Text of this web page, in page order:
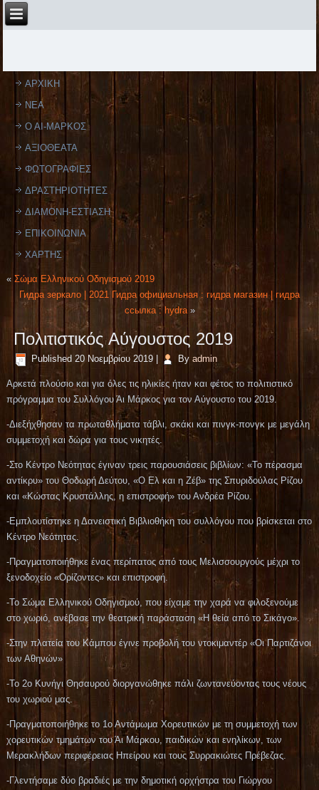
ΑΡΧΙΚΗ
ΝΕΑ
Ο ΑΙ-ΜΑΡΚΟΣ
ΑΞΙΟΘΕΑΤΑ
ΦΩΤΟΓΡΑΦΙΕΣ
ΔΡΑΣΤΗΡΙΟΤΗΤΕΣ
ΔΙΑΜΟΝΗ-ΕΣΤΙΑΣΗ
ΕΠΙΚΟΙΝΩΝΙΑ
ΧΑΡΤΗΣ
«Σώμα Ελληνικού Οδηγισμού 2019
Гидра зеркало | 2021 Гидра официальная : гидра магазин | гидра
ссылка : hydra»
Πολιτιστικός Αύγουστος 2019
Published 20 Νοεμβρίου 2019 By admin
Αρκετά πλούσιο και για όλες τις ηλικίες ήταν και φέτος το πολιτιστικό
πρόγραμμα του Συλλόγου Άι Μάρκος για τον Αύγουστο του 2019.
-Διεξήχθησαν τα πρωταθλήματα τάβλι, σκάκι και πινγκ-πονγκ με μεγάλη
συμμετοχή και δώρα για τους νικητές.
-Στο Κέντρο Νεότητας έγιναν τρεις παρουσιάσεις βιβλίων: «Το πέρασμα
αντίκρυ» του Θοδωρή Δεύτου, «Ο Ελ και η Ζέβ» της Σπυριδούλας Ρίζου
και «Κώστας Κρυστάλλης, η επιστροφή» του Ανδρέα Ρίζου.
-Εμπλουτίστηκε η Δανειστική Βιβλιοθήκη του συλλόγου που βρίσκεται στο
Κέντρο Νεότητας.
-Πραγματοποιήθηκε ένας περίπατος από τους Μελισσουργούς μέχρι το
ξενοδοχείο «Ορίζοντες» και επιστροφή.
-Το Σώμα Ελληνικού Οδηγισμού, που είχαμε την χαρά να φιλοξενούμε
στο χωριό, ανέβασε την θεατρική παράσταση «Η θεία από το Σικάγο».
-Στην πλατεία του Κάμπου έγινε προβολή του ντοκιμαντέρ «Οι Παρτιζάνοι
των Αθηνών»
-Το 2ο Κυνήγι Θησαυρού διοργανώθηκε πάλι ζωντανεύοντας τους νέους
του χωριού μας.
-Πραγματοποιήθηκε το 1ο Αντάμωμα Χορευτικών με τη συμμετοχή των
χορευτικών τμημάτων του Άι Μάρκου, παιδικών και ενηλίκων, των
Μερακλήδων περιφέρειας Ηπείρου και τους Συρρακιώτες Πρέβεζας.
-Γλεντήσαμε δύο βραδιές με την δημοτική ορχήστρα του Γιώργου